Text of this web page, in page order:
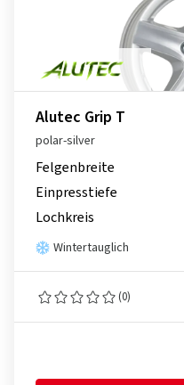
Alutec Grip T
polar-silver
Felgenbreite
Einpresstiefe
Lochkreis
Wintertauglich
(0)